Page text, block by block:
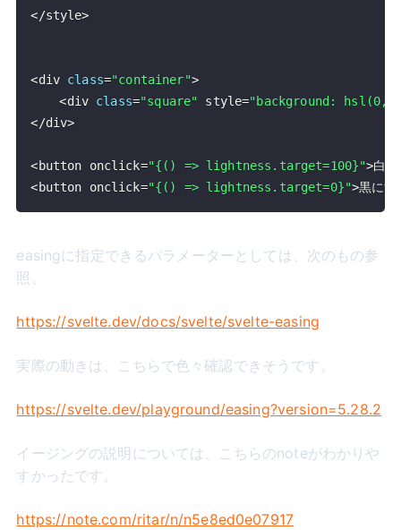
</style>
<div class="container">
<div class="square" style="background: hsl(0,
</div>
<button onclick="{() => lightness.target=100}">白
<button onclick="{() => lightness.target=0}">黒にす
easingに指定できるパラメーターとしては、次のもの参
照。
https://svelte.dev/docs/svelte/svelte-easing
実際の動きは、こちらで色々確認できそうです。
https://svelte.dev/playground/easing?version=5.28.2
イージングの説明については、こちらのnoteがわかりや
すかったです。
https://note.com/ritar/n/n5e8ed0e07917